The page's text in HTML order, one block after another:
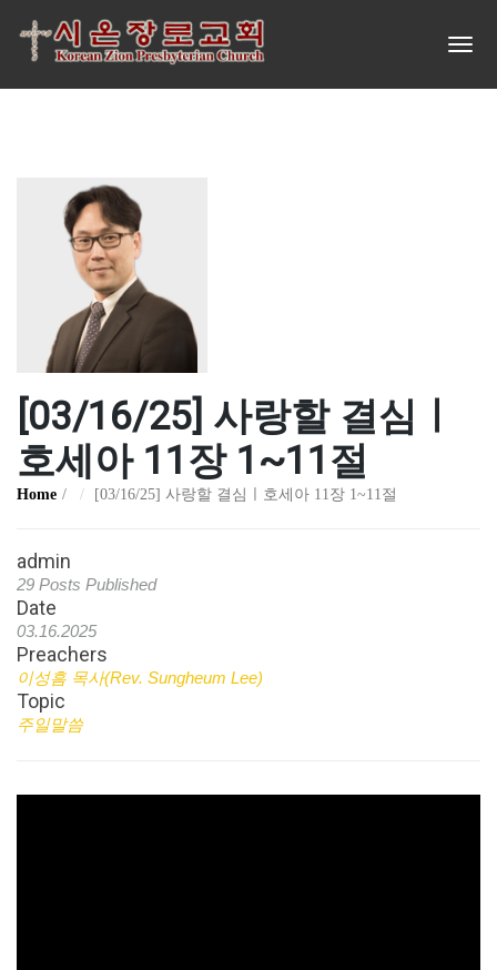
[03/16/25] 사랑할 결심ㅣ
호세아 11장 1~11절
Home [03/16/25] 사랑할 결심ㅣ호세아 11장 1~11절
admin
29 Posts Published
Date
03.16.2025
Preachers
이성흠 목사(Rev. Sungheum Lee)
Topic
주일말씀